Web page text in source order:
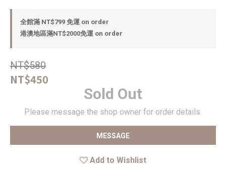
全館滿 NT$799 免運 on order
港澳地區滿NT$2000免運 on order
NT$580
NT$450
Sold Out
Please message the shop owner for order details.
MESSAGE
Add to Wishlist